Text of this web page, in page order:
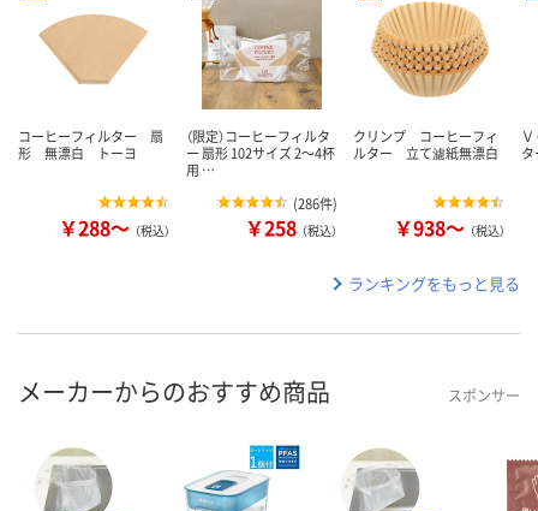
コーヒーフィルター 扇
形 無漂白 トーヨ
￥288～ （税込）
（限定）コーヒーフィルタ
ー 扇形 102サイズ 2～4杯
用 …
(286件)
￥258 （税込）
クリンプ コーヒーフィ
ルター 立て濾紙無漂白
￥938～ （税込）
ランキングをもっと見る
メーカーからのおすすめ商品 スポンサー